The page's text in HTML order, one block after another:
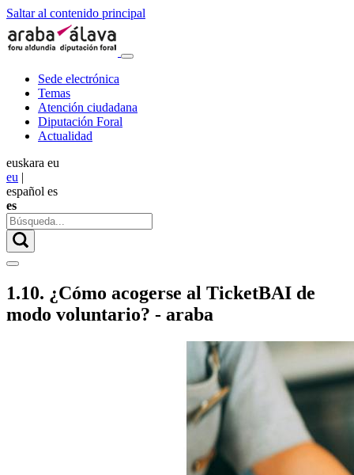
Saltar al contenido principal
Sede electrónica
Temas
Atención ciudadana
Diputación Foral
Actualidad
euskara eu
eu |
español es
es
1.10. ¿Cómo acogerse al TicketBAI de
modo voluntario? - araba